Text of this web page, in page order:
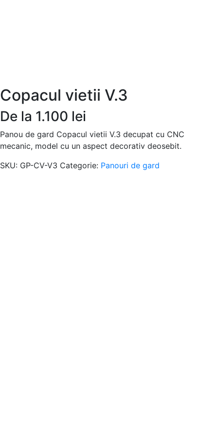
Copacul vietii V.3
De la 1.100 lei
Panou de gard Copacul vietii V.3 decupat cu CNC
mecanic, model cu un aspect decorativ deosebit.
SKU: GP-CV-V3 Categorie: Panouri de gard